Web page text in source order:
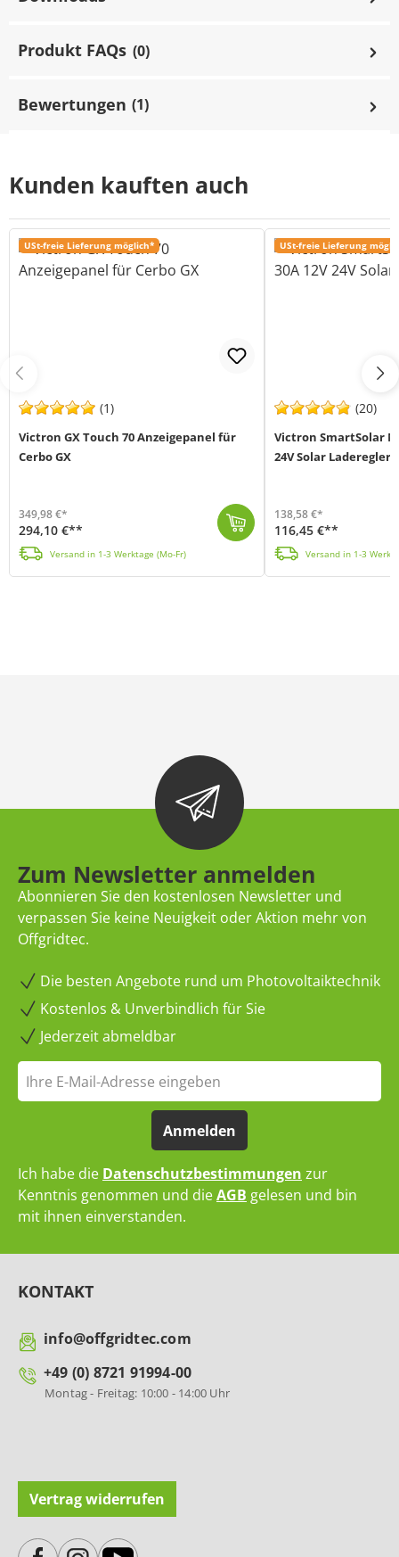
Produkt FAQs (0)
Bewertungen (1)
Kunden kauften auch
USt-freie Lieferung möglich*
(1)
Victron GX Touch 70 Anzeigepanel für
Cerbo GX
349,98 €*
294,10 €**
Versand in 1-3 Werktage (Mo-Fr)
USt-freie Lieferung
(20)
Victron SmartSolar
24V Solar Laderegler
138,58 €*
116,45 €**
Versand in 1-3
Zum Newsletter anmelden
Abonnieren Sie den kostenlosen Newsletter und
verpassen Sie keine Neuigkeit oder Aktion mehr von
Offgridtec.
Die besten Angebote rund um Photovoltaiktechnik
Kostenlos & Unverbindlich für Sie
Jederzeit abmeldbar
Anmelden
Ich habe die Datenschutzbestimmungen zur
Kenntnis genommen und dieAGB gelesen und bin
mit ihnen einverstanden.
KONTAKT
info@offgridtec.com
+49 (0) 8721 91994-00
Montag - Freitag: 10:00 - 14:00 Uhr
Vertrag widerrufen